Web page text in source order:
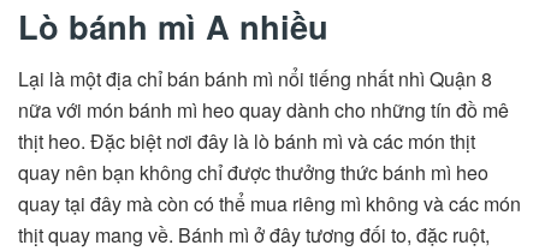
Lò bánh mì A nhiều
Lại là một địa chỉ bán bánh mì nổi tiếng nhất nhì Quận 8
nữa với món bánh mì heo quay dành cho những tín đồ mê
thịt heo. Đặc biệt nơi đây là lò bánh mì và các món thịt
quay nên bạn không chỉ được thưởng thức bánh mì heo
quay tại đây mà còn có thể mua riêng mì không và các món
thịt quay mang về. Bánh mì ở đây tương đối to, đặc ruột,